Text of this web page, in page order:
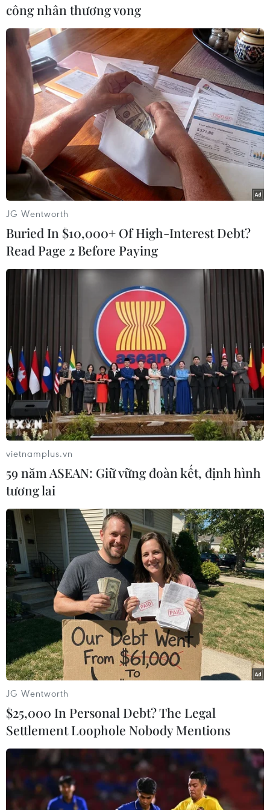
#Quỹ vaccine phòng COVID-19
#Ủng hộ
#Mua vaccine
#Thử nghiệm vaccine
Theo dõi VietnamPlus
TIN LIÊN QUAN
Quỹ vaccine phòng COVID-19 đã tiếp
nhận được 8.659 tỷ đồng
06/09/2021 11:27
Theo Ban quản lý Quỹ vaccine phòng COVID-19, Quỹ
vaccine phòng COVID-19 nhận được 8.659 tỷ đồng, đã
xuất quỹ thanh toán 373 tỷ đồng mua vaccine nên số dư
còn lại là 8.286 tỷ đồng.
công nhân thương vong
JG Wentworth
Buried In $10,000+ Of High-Interest Debt?
Read Page 2 Before Paying
vietnamplus.vn
59 năm ASEAN: Giữ vững đoàn kết, định hình
tương lai
JG Wentworth
$25,000 In Personal Debt? The Legal
Settlement Loophole Nobody Mentions